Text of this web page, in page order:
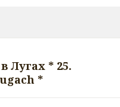
Лугах * 25.
*